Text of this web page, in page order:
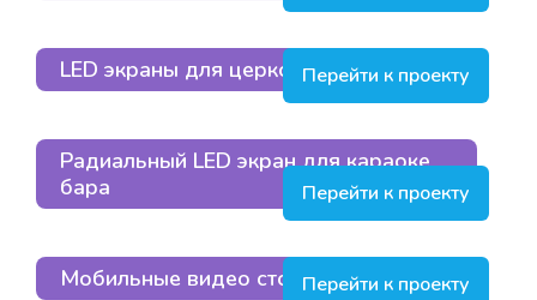
LED экраны для церковного храма
Перейти к проекту
Радиальный LED экран для караоке
бара
Перейти к проекту
Мобильные видео стойкиПерейти к проекту